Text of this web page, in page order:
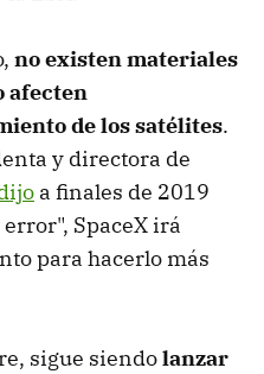
no existen materiales
afecten
de los satélites.
y directora de
a finales de 2019
SpaceX irá
para hacerlo más
sigue siendolanzar